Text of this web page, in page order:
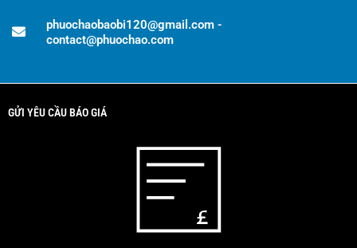
phuochaobaobi120@gmail.com -
contact@phuochao.com
GỬI YÊU CẦU BÁO GIÁ